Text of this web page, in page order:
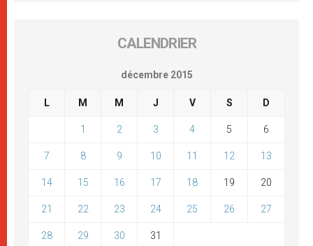
CALENDRIER
décembre 2015
L M M J V S D
1 2 3 4 5 6
7 8 9 10 11 12 13
14 15 16 17 18 19 20
21 22 23 24 25 26 27
28 29 30 31